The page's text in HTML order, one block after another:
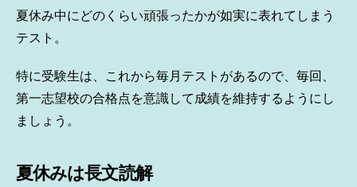
夏休み中にどのくらい頑張ったかが如実に表れてしまう
テスト。
特に受験生は、これから毎月テストがあるので、毎回、
第一志望校の合格点を意識して成績を維持するようにし
ましょう。
夏休みは長文読解